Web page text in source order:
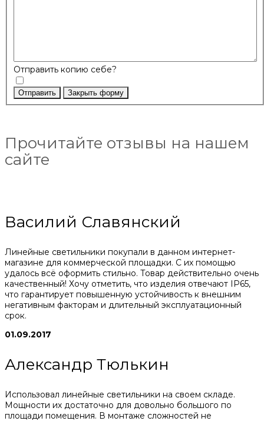
Отправить копию себе?
Отправить Закрыть форму
Прочитайте отзывы на нашем
сайте
Василий Славянский
Линейные светильники покупали в данном интернет-
магазине для коммерческой площадки. С их помощью
удалось всё оформить стильно. Товар действительно очень
качественный! Хочу отметить, что изделия отвечают IP65,
что гарантирует повышенную устойчивость к внешним
негативным факторам и длительный эксплуатационный
срок.
01.09.2017
Александр Тюлькин
Использовал линейные светильники на своем складе.
Мощности их достаточно для довольно большого по
площади помещения. В монтаже сложностей не